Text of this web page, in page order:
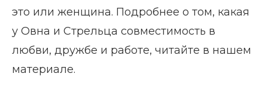
это или женщина. Подробнее о том, какая
у Овна и Стрельца совместимость в
любви, дружбе и работе, читайте в нашем
материале.